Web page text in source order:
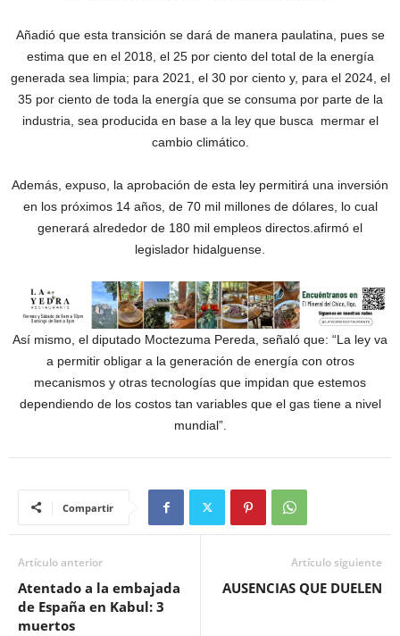
Añadió que esta transición se dará de manera paulatina, pues se
estima que en el 2018, el 25 por ciento del total de la energía
generada sea limpia; para 2021, el 30 por ciento y, para el 2024, el
35 por ciento de toda la energía que se consuma por parte de la
industria, sea producida en base a la ley que busca mermar el
cambio climático.
Además, expuso, la aprobación de esta ley permitirá una inversión
en los próximos 14 años, de 70 mil millones de dólares, lo cual
generará alrededor de 180 mil empleos directos.afirmó el
legislador hidalguense.
Así mismo, el diputado Moctezuma Pereda, señaló que: “La ley va
a permitir obligar a la generación de energía con otros
mecanismos y otras tecnologías que impidan que estemos
dependiendo de los costos tan variables que el gas tiene a nivel
mundial”.
Compartir
Artículo anterior
Atentado a la embajada
de España en Kabul: 3
muertos
Artículo siguiente
AUSENCIAS QUE DUELEN